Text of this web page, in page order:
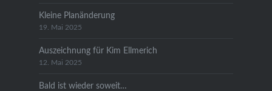
Kleine Planänderung
19. Mai 2025
Auszeichnung für Kim Ellmerich
12. Mai 2025
Bald ist wieder soweit…